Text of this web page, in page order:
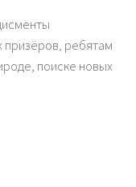
призёров, ребятам
поиске новых